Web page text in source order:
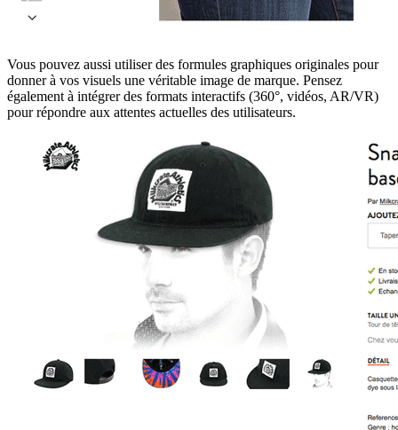
Vous pouvez aussi utiliser des formules graphiques originales pour
donner à vos visuels une véritable image de marque. Pensez
également à intégrer des formats interactifs (360°, vidéos, AR/VR)
pour répondre aux attentes actuelles des utilisateurs.